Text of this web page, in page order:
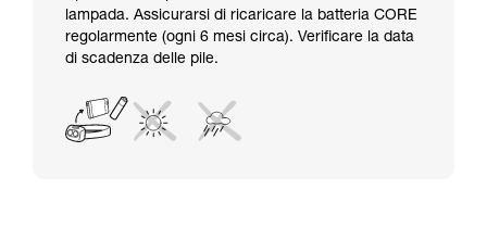
lampada. Assicurarsi di ricaricare la batteria CORE
regolarmente (ogni 6 mesi circa). Verificare la data
di scadenza delle pile.